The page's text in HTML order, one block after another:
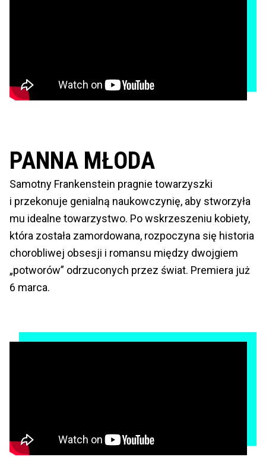
PANNA MŁODA
Samotny Frankenstein pragnie towarzyszki
i przekonuje genialną naukowczynię, aby stworzyła
mu idealne towarzystwo. Po wskrzeszeniu kobiety,
która została zamordowana, rozpoczyna się historia
chorobliwej obsesji i romansu między dwojgiem
„potworów” odrzuconych przez świat. Premiera już
6 marca.